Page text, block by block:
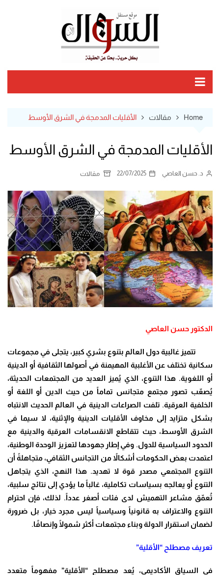
Home مقالات الأقليات المدمجة في الشرق الأوسط
الأقليات المدمجة في الشرق الأوسط
د. حسن العاصي 22/07/2025 مقالات
الدكتور حسن العاصي
تتميز غالبية دول العالم بتنوع بشري كبير، يتجلى في مجموعات
سكانية تختلف عن الأغلبية المهيمنة في أصولها الثقافية أو الدينية
أو اللغوية. هذا التنوع، الذي يُميز العديد من المجتمعات الحديثة،
يُصعّب تصور مجتمع متجانس تماماً من حيث الدين أو اللغة أو
الخلفية العرقية. تلفت الصراعات الدينية في العالم الحديث الانتباه
بشكل متزايد إلى مخاوف الأقليات الدينية والإثنية، لا سيما في
الشرق الأوسط، حيث تتقاطع الانقسامات العرقية والدينية مع
الحدود السياسية للدول. وفي إطار جهودها لتعزيز الوحدة الوطنية،
اعتمدت بعض الحكومات أشكالاً من التجانس الثقافي، متجاهلةً أن
التنوع المجتمعي مصدر قوة لا تهديد. هذا النهج، الذي يتجاهل
التنوع أو يعالجه بسياسات تكاملية، غالباً ما يؤدي إلى نتائج سلبية،
تُعمّق مشاعر التهميش لدى فئات أصغر عدداً. لذلك، فإن احترام
التنوع والاعتراف به قانونياً وسياسياً ليس مجرد خيار، بل ضرورة
لضمان استقرار الدولة وبناء مجتمعات أكثر شمولًا وإنصافًا.
تعريف مصطلح “الأقلية”
في السياق الأكاديمي، يُعد مصطلح “الأقلية” مفهوماً متعدد